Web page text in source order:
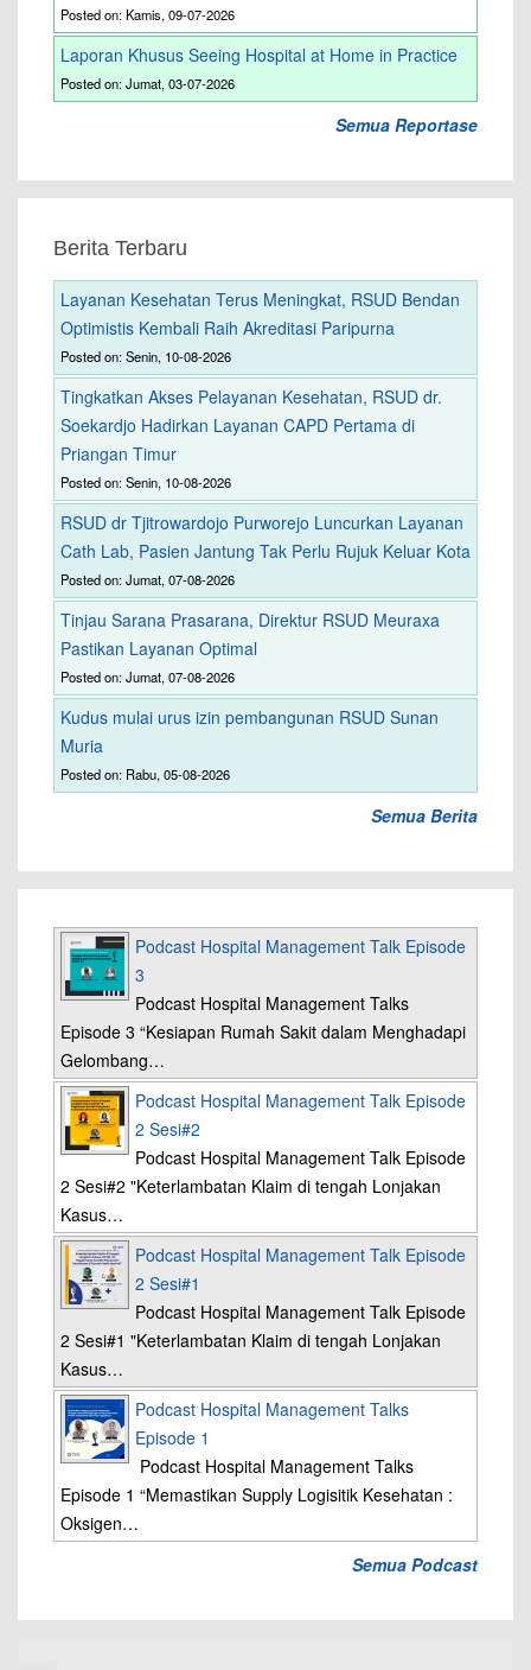
Posted on: Kamis, 09-07-2026
Laporan Khusus Seeing Hospital at Home in Practice
Posted on: Jumat, 03-07-2026
Semua Reportase
Berita Terbaru
Layanan Kesehatan Terus Meningkat, RSUD Bendan
Optimistis Kembali Raih Akreditasi Paripurna
Posted on: Senin, 10-08-2026
Tingkatkan Akses Pelayanan Kesehatan, RSUD dr.
Soekardjo Hadirkan Layanan CAPD Pertama di
Priangan Timur
Posted on: Senin, 10-08-2026
RSUD dr Tjitrowardojo Purworejo Luncurkan Layanan
Cath Lab, Pasien Jantung Tak Perlu Rujuk Keluar Kota
Posted on: Jumat, 07-08-2026
Tinjau Sarana Prasarana, Direktur RSUD Meuraxa
Pastikan Layanan Optimal
Posted on: Jumat, 07-08-2026
Kudus mulai urus izin pembangunan RSUD Sunan
Muria
Posted on: Rabu, 05-08-2026
Semua Berita
Podcast Hospital Management Talk Episode
3
Podcast Hospital Management Talks
Episode 3 “Kesiapan Rumah Sakit dalam Menghadapi
Gelombang…
Podcast Hospital Management Talk Episode
2 Sesi#2
Podcast Hospital Management Talk Episode
2 Sesi#2 "Keterlambatan Klaim di tengah Lonjakan
Kasus…
Podcast Hospital Management Talk Episode
2 Sesi#1
Podcast Hospital Management Talk Episode
2 Sesi#1 "Keterlambatan Klaim di tengah Lonjakan
Kasus…
Podcast Hospital Management Talks
Episode 1
Podcast Hospital Management Talks
Episode 1 “Memastikan Supply Logisitik Kesehatan :
Oksigen…
Semua Podcast